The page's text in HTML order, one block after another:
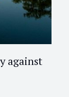
against